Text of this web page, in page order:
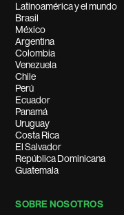
Latinoamérica y el mundo
Brasil
México
Argentina
Colombia
Venezuela
Chile
Perú
Ecuador
Panamá
Uruguay
Costa Rica
El Salvador
República Dominicana
Guatemala
SOBRE NOSOTROS